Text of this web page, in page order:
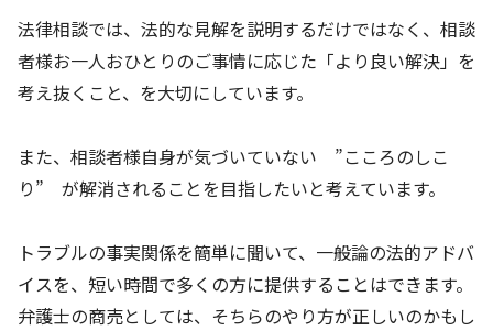
法律相談では、法的な見解を説明するだけではなく、相談
者様お一人おひとりのご事情に応じた「より良い解決」を
考え抜くこと、を大切にしています。
また、相談者様自身が気づいていない ”こころのしこ
り” が解消されることを目指したいと考えています。
トラブルの事実関係を簡単に聞いて、一般論の法的アドバ
イスを、短い時間で多くの方に提供することはできます。
弁護士の商売としては、そちらのやり方が正しいのかもし